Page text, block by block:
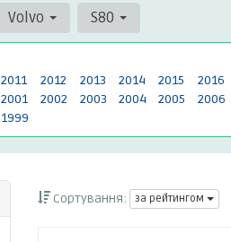
2011 2012 2013 2014 2015 2016
2001 2002 2003 2004 2005 2006
1999
Volvo S80
Сортування: за рейтингом